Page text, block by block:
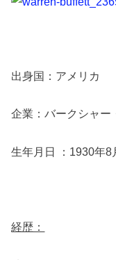
出身国：アメリカ
企業：バークシャー
生年月日 ：1930年8
経歴：